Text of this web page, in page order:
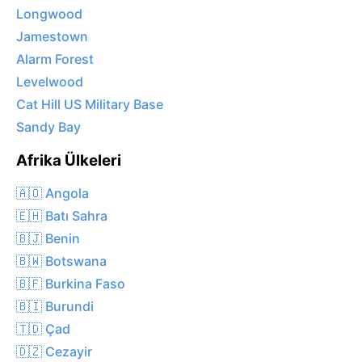
Longwood
Jamestown
Alarm Forest
Levelwood
Cat Hill US Military Base
Sandy Bay
Afrika Ülkeleri
🇦🇴 Angola
🇪🇭 Batı Sahra
🇧🇯 Benin
🇧🇼 Botswana
🇧🇫 Burkina Faso
🇧🇮 Burundi
🇹🇩 Çad
🇩🇿 Cezayir